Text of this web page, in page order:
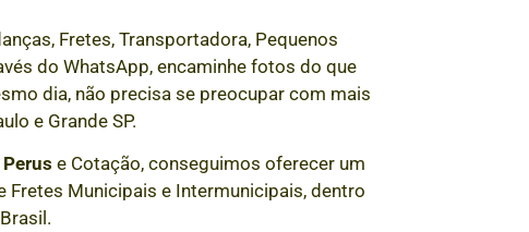
Fretes, Transportadora, Pequenos
do WhatsApp, encaminhe fotos do que
dia, não precisa se preocupar com mais
e Grande SP.
Perus e Cotação, conseguimos oferecer um
Municipais e Intermunicipais, dentro